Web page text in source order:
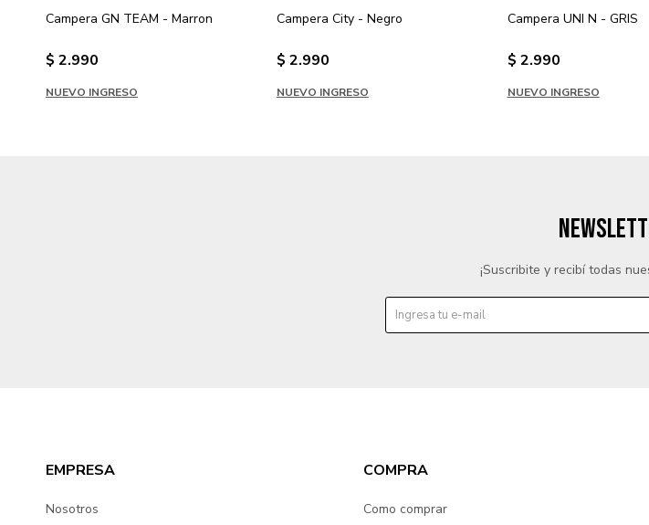
Campera GN TEAM - Marron
$ 2.990
NUEVO INGRESO
Campera City - Negro
$ 2.990
NUEVO INGRESO
Campera UNI N - GRIS
$ 2.990
NUEVO INGRESO
EMPRESA
Nosotros
COMPRA
Como comprar
¡Suscribite y recibí todas